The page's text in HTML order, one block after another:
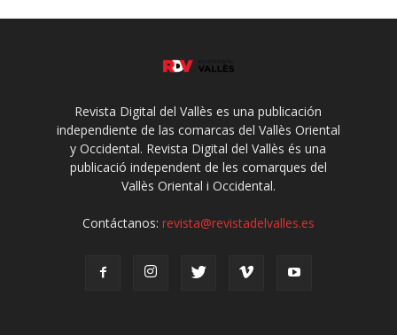
Revista Digital del Vallès es una publicación
independiente de las comarcas del Vallès Oriental
y Occidental. Revista Digital del Vallès és una
publicació independent de les comarques del
Vallès Oriental i Occidental.
Contáctanos: revista@revistadelvalles.es